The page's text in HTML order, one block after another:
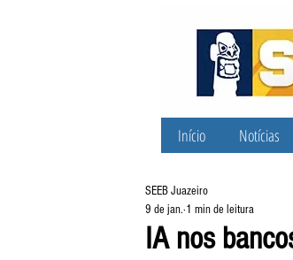
Início Notícias
IA nos
SEEB Juazeiro
9 de jan. 1 min de leitura